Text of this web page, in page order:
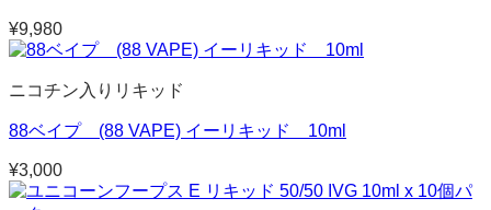
¥9,980
ニコチン入りリキッド
88ベイプ (88 VAPE) イーリキッド 10ml
¥3,000